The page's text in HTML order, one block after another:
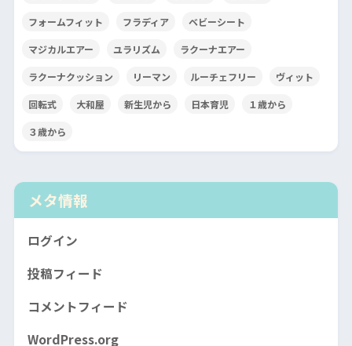
フォームフィット フラディア ベビーシート
マジカルエアー ユラリズム ラクーナエアー
ラクーナクッション リーマン ルーチェフリー ヴィット
回転式 大和屋 新生児から 日本育児 １歳から
３歳から
メタ情報
ログイン
投稿フィード
コメントフィード
WordPress.org